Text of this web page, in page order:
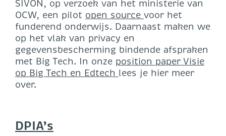
SIVON, op verzoek van het ministerie van
OCW, een pilot open source voor het
funderend onderwijs. Daarnaast maken we
op het vlak van privacy en
gegevensbescherming bindende afspraken
met Big Tech. In onze position paper Visie
op Big Tech en Edtech lees je hier meer
over.
DPIA’s